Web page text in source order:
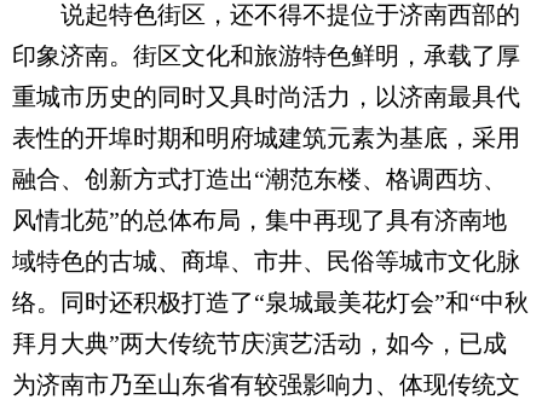
说起特色街区，还不得不提位于济南西部的
印象济南。街区文化和旅游特色鲜明，承载了厚
重城市历史的同时又具时尚活力，以济南最具代
表性的开埠时期和明府城建筑元素为基底，采用
融合、创新方式打造出“潮范东楼、格调西坊、
风情北苑”的总体布局，集中再现了具有济南地
域特色的古城、商埠、市井、民俗等城市文化脉
络。同时还积极打造了“泉城最美花灯会”和“中秋
拜月大典”两大传统节庆演艺活动，如今，已成
为济南市乃至山东省有较强影响力、体现传统文